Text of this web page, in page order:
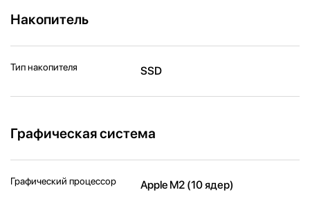
Накопитель
Тип накопителя SSD
Графическая система
Графический процессор Apple M2 (10 ядер)